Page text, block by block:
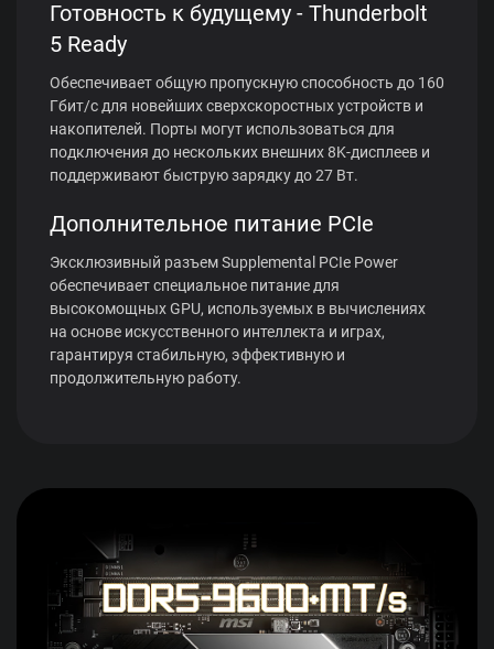
Готовность к будущему - Thunderbolt
5 Ready
Обеспечивает общую пропускную способность до 160
Гбит/с для новейших сверхскоростных устройств и
накопителей. Порты могут использоваться для
подключения до нескольких внешних 8K-дисплеев и
поддерживают быструю зарядку до 27 Вт.
Дополнительное питание PCIe
Эксклюзивный разъем Supplemental PCIe Power
обеспечивает специальное питание для
высокомощных GPU, используемых в вычислениях
на основе искусственного интеллекта и играх,
гарантируя стабильную, эффективную и
продолжительную работу.